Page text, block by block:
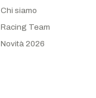
Chi siamo
Racing Team
Novità 2026